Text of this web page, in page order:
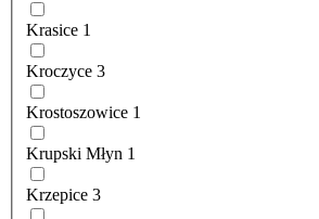
Krasice 1
Kroczyce 3
Krostoszowice 1
Krupski Młyn 1
Krzepice 3